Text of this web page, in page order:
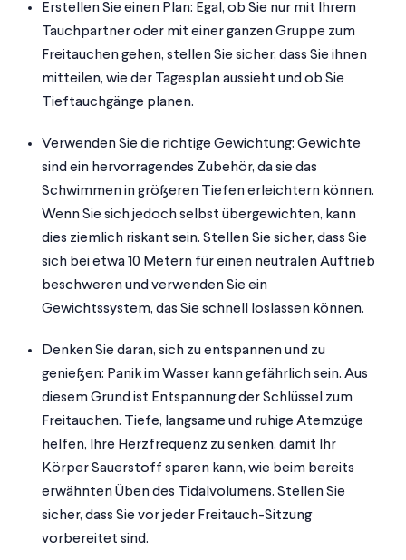
Erstellen Sie einen Plan: Egal, ob Sie nur mit Ihrem
Tauchpartner oder mit einer ganzen Gruppe zum
Freitauchen gehen, stellen Sie sicher, dass Sie ihnen
mitteilen, wie der Tagesplan aussieht und ob Sie
Tieftauchgänge planen.
Verwenden Sie die richtige Gewichtung: Gewichte
sind ein hervorragendes Zubehör, da sie das
Schwimmen in größeren Tiefen erleichtern können.
Wenn Sie sich jedoch selbst übergewichten, kann
dies ziemlich riskant sein. Stellen Sie sicher, dass Sie
sich bei etwa 10 Metern für einen neutralen Auftrieb
beschweren und verwenden Sie ein
Gewichtssystem, das Sie schnell loslassen können.
Denken Sie daran, sich zu entspannen und zu
genießen: Panik im Wasser kann gefährlich sein. Aus
diesem Grund ist Entspannung der Schlüssel zum
Freitauchen. Tiefe, langsame und ruhige Atemzüge
helfen, Ihre Herzfrequenz zu senken, damit Ihr
Körper Sauerstoff sparen kann, wie beim bereits
erwähnten Üben des Tidalvolumens. Stellen Sie
sicher, dass Sie vor jeder Freitauch-Sitzung
vorbereitet sind.